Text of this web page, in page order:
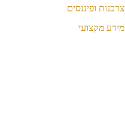
צרכנות ופיננסים
מידע מקצועי